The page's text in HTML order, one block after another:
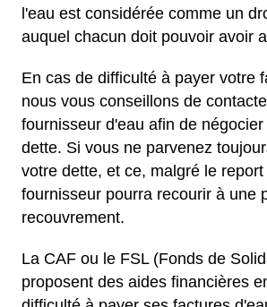
l'eau est considérée comme un
auquel chacun doit pouvoir avoir
En cas de difficulté à payer votre
nous vous conseillons de
fournisseur d'eau afin de
dette. Si vous ne parvenez
votre dette, et ce, malgré le
fournisseur pourra recourir à une
recouvrement.
La CAF ou le FSL (Fonds de
proposent des aides financières